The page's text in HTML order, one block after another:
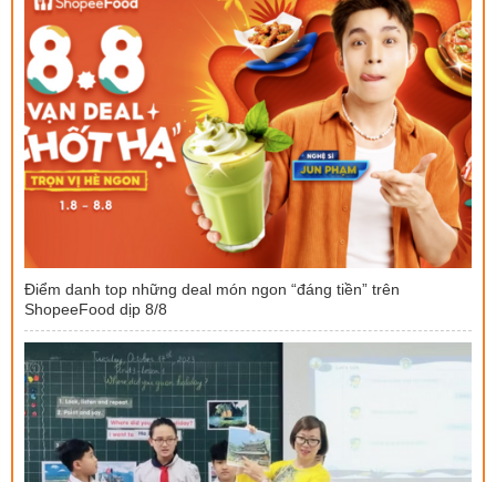
Điểm danh top những deal món ngon “đáng tiền” trên
ShopeeFood dịp 8/8